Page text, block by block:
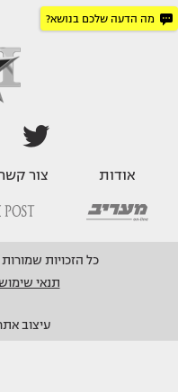
מה הדעה שלכם בנושא?
אודות צור
כל הזכויות שמורות © 2014 מעריב און
תנאי שימוש
עיצוב